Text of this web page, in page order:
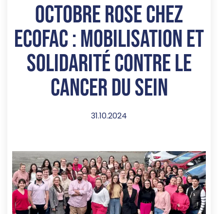
Octobre Rose chez
Ecofac : mobilisation et
solidarité contre le
cancer du sein
31.10.2024